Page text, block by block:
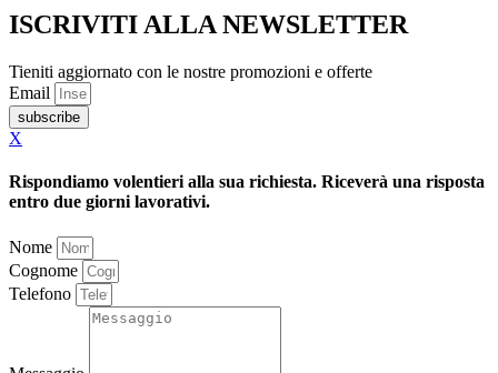
ISCRIVITI ALLA NEWSLETTER
Tieniti aggiornato con le nostre promozioni e offerte
Email
subscribe
X
Rispondiamo volentieri alla sua richiesta. Riceverà una risposta
entro due giorni lavorativi.
Nome
Cognome
Telefono